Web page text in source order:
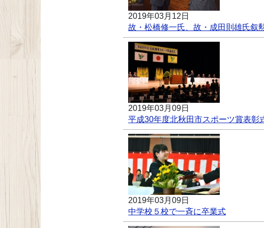
2019年03月12日
故・松橋修一氏、故・成田則雄氏叙
2019年03月09日
平成30年度北秋田市スポーツ賞表彰
2019年03月09日
中学校５校で一斉に卒業式